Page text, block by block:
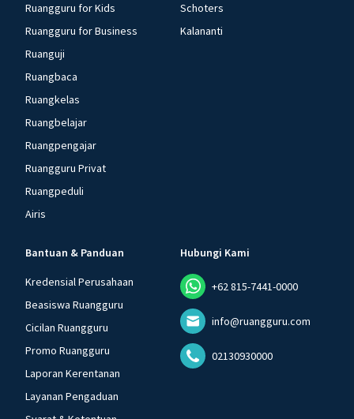
Ruangguru for Kids
Ruangguru for Business
Ruanguji
Ruangbaca
Ruangkelas
Ruangbelajar
Ruangpengajar
Ruangguru Privat
Ruangpeduli
Airis
Schoters
Kalananti
Bantuan & Panduan
Kredensial Perusahaan
Beasiswa Ruangguru
Cicilan Ruangguru
Promo Ruangguru
Laporan Kerentanan
Layanan Pengaduan
Hubungi Kami
+62 815-7441-0000
info@ruangguru.com
02130930000